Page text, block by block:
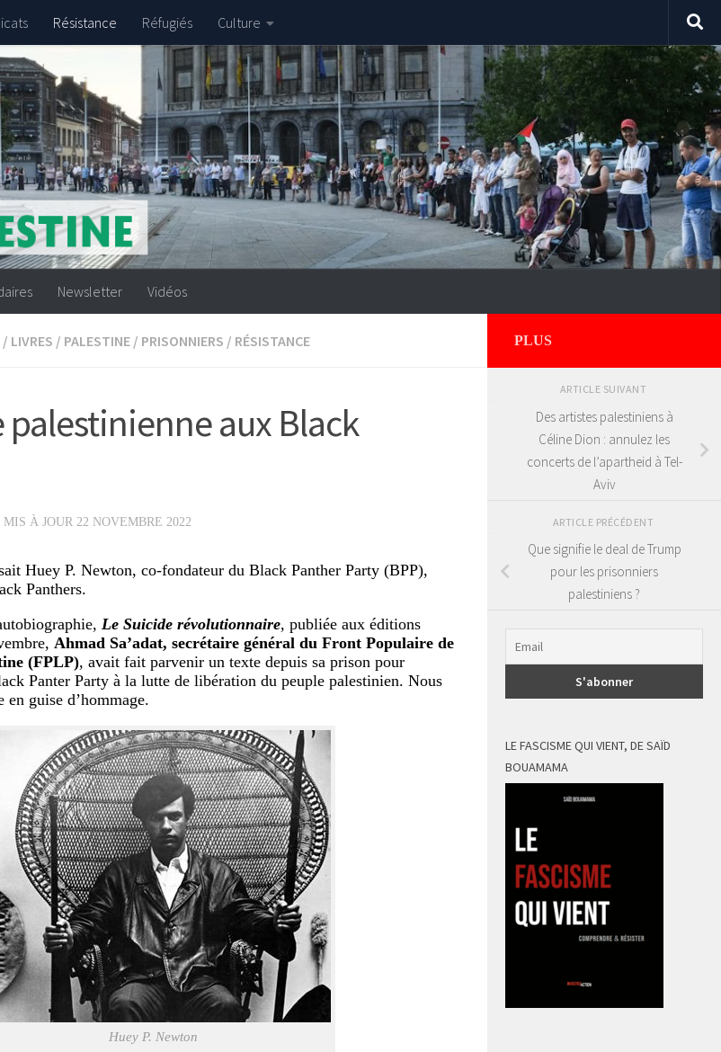
Résistance Réfugiés Culture
Newsletter Vidéos
/ LIVRES / PALESTINE / PRISONNIERS / RÉSISTANCE
aux Black
MIS À JOUR 22 NOVEMBRE 2022
Huey P. Newton, co-fondateur du Black Panther Party (BPP),
Panthers.
Le Suicide révolutionnaire, publiée aux éditions
Ahmad Sa’adat, secrétaire général du Front Populaire de
(FPLP), avait fait parvenir un texte depuis sa prison pour
Panter Party à la lutte de libération du peuple palestinien. Nous
guise d’hommage.
Huey P. Newton
PLUS
ARTICLE SUIVANT
Des artistes palestiniens à
Céline Dion : annulez les
concerts de l’apartheid à Tel-
Aviv
ARTICLE PRÉCÉDENT
Que signifie le deal de Trump
pour les prisonniers
palestiniens ?
LE FASCISME QUI VIENT, DE SAÏD
BOUAMAMA